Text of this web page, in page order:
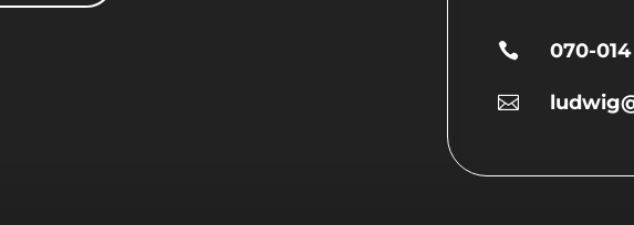
 070-014
